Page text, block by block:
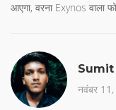
आएगा, वरना Exynos वाला
नवंबर